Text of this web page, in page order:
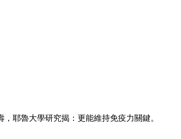
耶魯大學研究揭：更能維持免疫力關鍵。